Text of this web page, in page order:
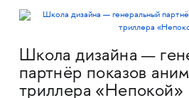
Школа дизайна —
партнёр показов
триллера «Непокой»